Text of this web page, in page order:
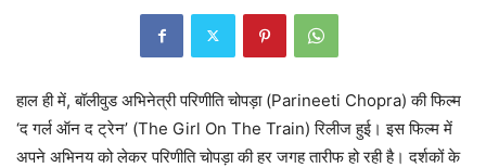
हाल ही में, बॉलीवुड अभिनेत्री परिणीति चोपड़ा (Parineeti Chopra) की फिल्म
‘द गर्ल ऑन द ट्रेन’ (The Girl On The Train) रिलीज हुई। इस फिल्म में
अपने अभिनय को लेकर परिणीति चोपड़ा की हर जगह तारीफ हो रही है। दर्शकों के